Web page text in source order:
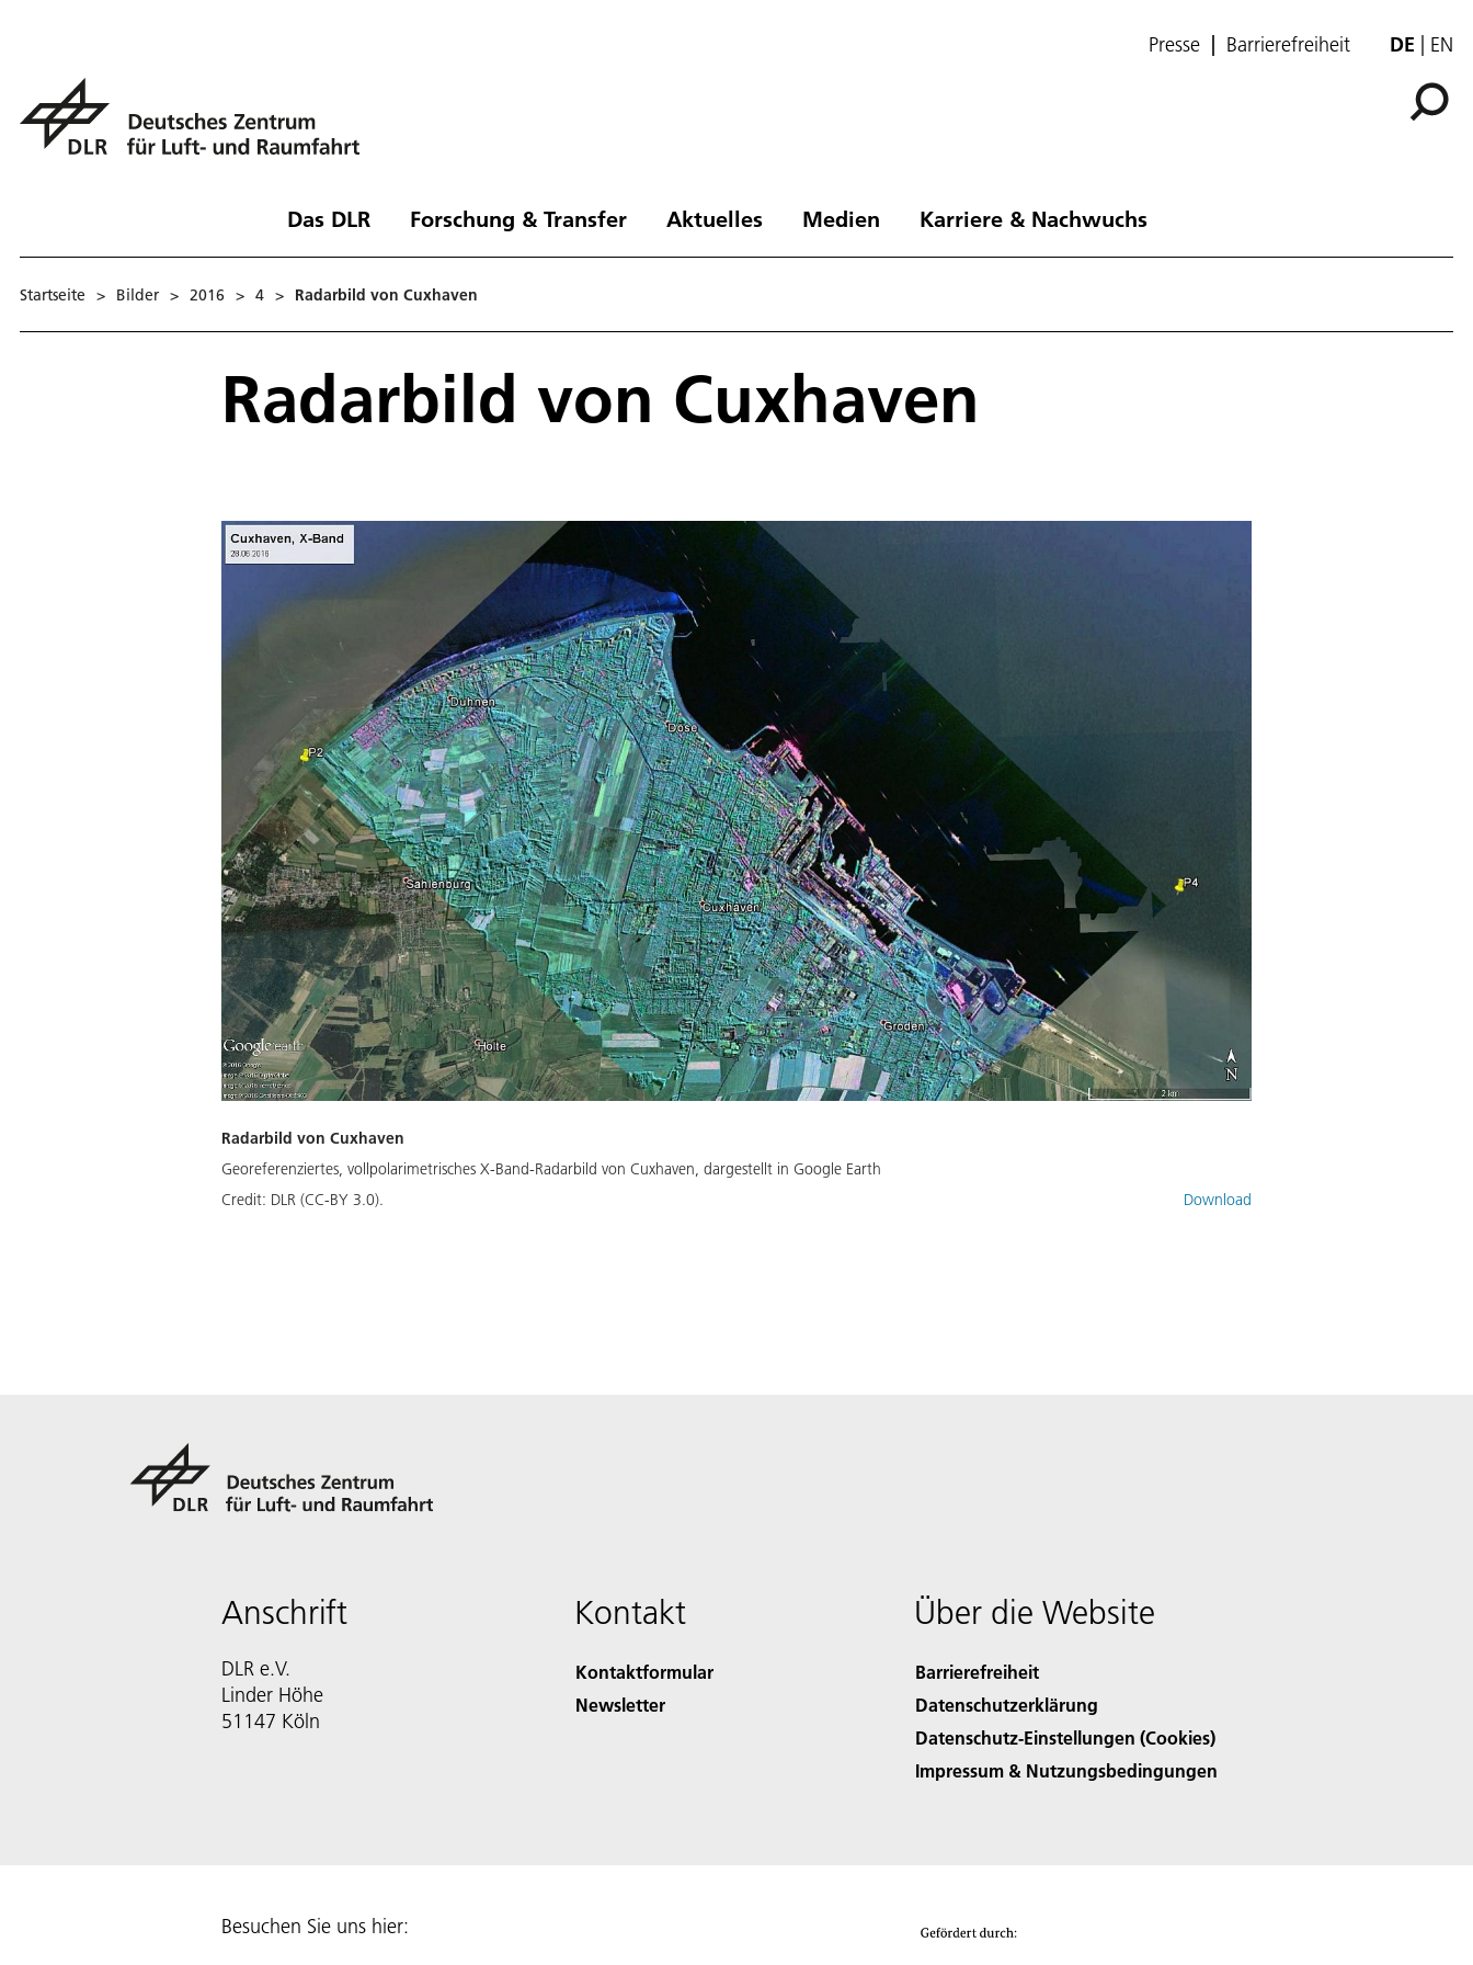
Presse Barrierefreiheit DE EN
Das DLR Forschung & Transfer Aktuelles Medien Karriere & Nachwuchs
Startseite > Bilder > 2016 > 4 > Radarbild von Cuxhaven
Radarbild von Cuxhaven
Radarbild von Cuxhaven
Georeferenziertes, vollpolarimetrisches X-Band-Radarbild von Cuxhaven, dargestellt in Google Earth
Credit: DLR (CC-BY 3.0). Download
Anschrift
DLR e.V.
Linder Höhe
51147 Köln
Kontakt
Kontaktformular
Newsletter
Über die Website
Barrierefreiheit
Datenschutzerklärung
Datenschutz-Einstellungen (Cookies)
Impressum & Nutzungsbedingungen
Besuchen Sie uns hier: